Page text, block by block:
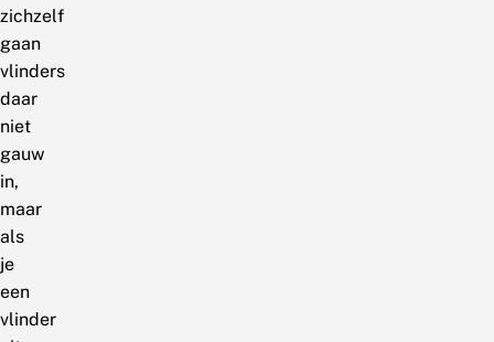
zichzelf
gaan
vlinders
daar
niet
gauw
in,
maar
als
je
een
vlinder